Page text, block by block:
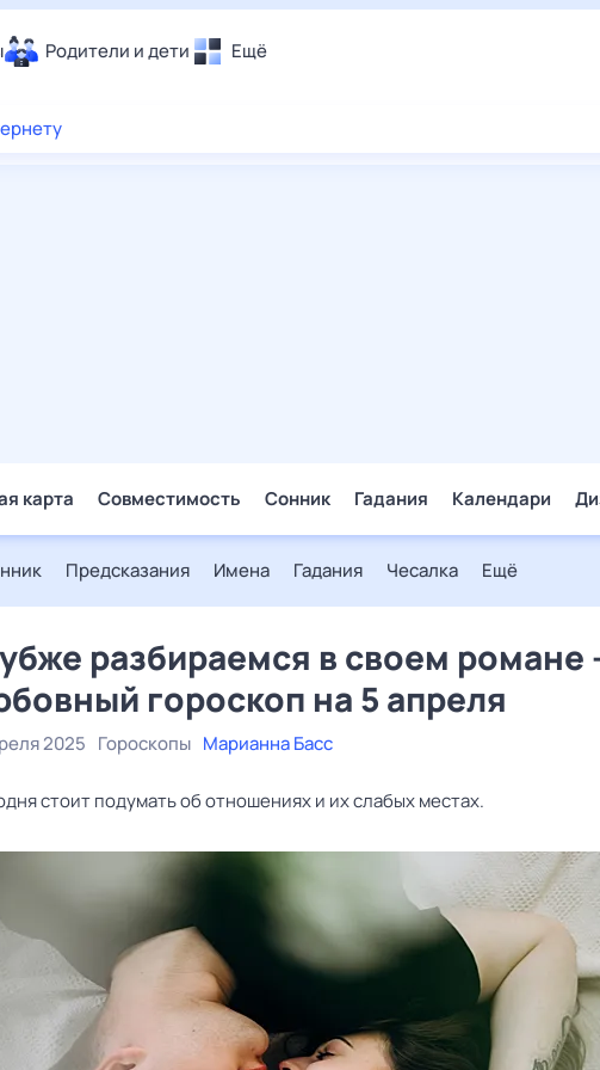
Родители и дети Ещё
Еда
карта Совместимость Сонник Гадания Календари
Предсказания Имена Гадания Чесалка Ещё
разбираемся в своем романе
гороскоп на 5 апреля
2025 Гороскопы Марианна Басс
стоит подумать об отношениях и их слабых местах.